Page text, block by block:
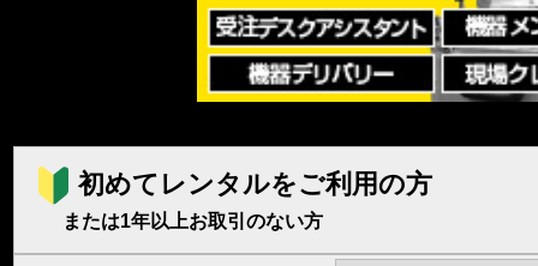
初めてレンタルをご利用の方
または1年以上お取引のない方